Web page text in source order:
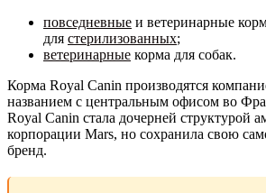
повседневные и ветеринарные
для стерилизованных;
ветеринарные корма для собак.
Корма Royal Canin производятся
названием с центральным офисом во
Royal Canin стала дочерней структурой
корпорации Mars, но сохранила свою
бренд.